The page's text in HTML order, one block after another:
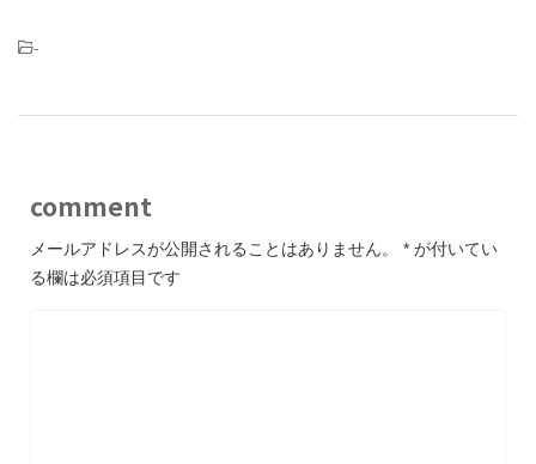
-
comment
メールアドレスが公開されることはありません。 * が付いてい
る欄は必須項目です